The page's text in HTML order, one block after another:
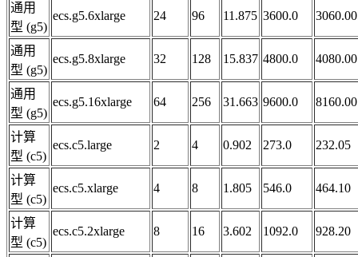
通用
型 (g5)
ecs.g5.6xlarge 24 96 11.875 3600.0 3060.00
通用
型 (g5)
ecs.g5.8xlarge 32 128 15.837 4800.0 4080.00
通用
型 (g5)
ecs.g5.16xlarge 64 256 31.663 9600.0 8160.00
计算
型 (c5)
ecs.c5.large 2 4 0.902 273.0 232.05
计算
型 (c5)
ecs.c5.xlarge 4 8 1.805 546.0 464.10
计算
型 (c5)
ecs.c5.2xlarge 8 16 3.602 1092.0 928.20